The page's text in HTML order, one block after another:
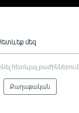
մեզ
հետևյալ բաժիններում
Քաղաքական